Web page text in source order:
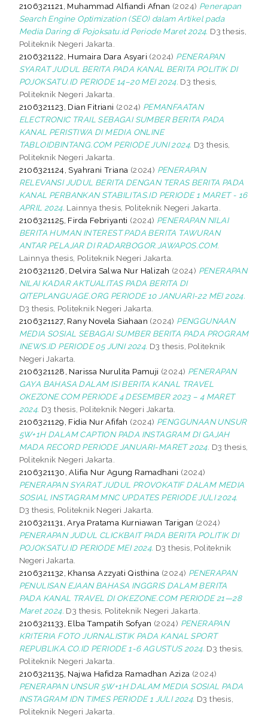
2106321121, Muhammad Alfiandi Afnan (2024) Penerapan
Search Engine Optimization (SEO) dalam Artikel pada
Media Daring di Pojoksatu.id Periode Maret 2024. D3 thesis,
Politeknik Negeri Jakarta.
2106321122, Humaira Dara Asyari (2024) PENERAPAN
SYARAT JUDUL BERITA PADA KANAL BERITA POLITIK DI
POJOKSATU.ID PERIODE 14–20 MEI 2024. D3 thesis,
Politeknik Negeri Jakarta.
2106321123, Dian Fitriani (2024) PEMANFAATAN
ELECTRONIC TRAIL SEBAGAI SUMBER BERITA PADA
KANAL PERISTIWA DI MEDIA ONLINE
TABLOIDBINTANG.COM PERIODE JUNI 2024. D3 thesis,
Politeknik Negeri Jakarta.
2106321124, Syahrani Triana (2024) PENERAPAN
RELEVANSI JUDUL BERITA DENGAN TERAS BERITA PADA
KANAL PERBANKAN STABILITAS.ID PERIODE 1 MARET - 16
APRIL 2024. Lainnya thesis, Politeknik Negeri Jakarta.
2106321125, Firda Febriyanti (2024) PENERAPAN NILAI
BERITA HUMAN INTEREST PADA BERITA TAWURAN
ANTAR PELAJAR DI RADARBOGOR.JAWAPOS.COM.
Lainnya thesis, Politeknik Negeri Jakarta.
2106321126, Delvira Salwa Nur Halizah (2024) PENERAPAN
NILAI KADAR AKTUALITAS PADA BERITA DI
QITEPLANGUAGE.ORG PERIODE 10 JANUARI-22 MEI 2024.
D3 thesis, Politeknik Negeri Jakarta.
2106321127, Rany Novela Siahaan (2024) PENGGUNAAN
MEDIA SOSIAL SEBAGAI SUMBER BERITA PADA PROGRAM
INEWS.ID PERIODE 05 JUNI 2024. D3 thesis, Politeknik
Negeri Jakarta.
2106321128, Narissa Nurulita Pamuji (2024) PENERAPAN
GAYA BAHASA DALAM ISI BERITA KANAL TRAVEL
OKEZONE.COM PERIODE 4 DESEMBER 2023 – 4 MARET
2024. D3 thesis, Politeknik Negeri Jakarta.
2106321129, Fidia Nur Afifah (2024) PENGGUNAAN UNSUR
5W+1H DALAM CAPTION PADA INSTAGRAM DI GAJAH
MADA RECORD PERIODE JANUARI-MARET 2024. D3 thesis,
Politeknik Negeri Jakarta.
2106321130, Alifia Nur Agung Ramadhani (2024)
PENERAPAN SYARAT JUDUL PROVOKATIF DALAM MEDIA
SOSIAL INSTAGRAM MNC UPDATES PERIODE JULI 2024.
D3 thesis, Politeknik Negeri Jakarta.
2106321131, Arya Pratama Kurniawan Tarigan (2024)
PENERAPAN JUDUL CLICKBAIT PADA BERITA POLITIK DI
POJOKSATU.ID PERIODE MEI 2024. D3 thesis, Politeknik
Negeri Jakarta.
2106321132, Khansa Azzyati Qisthina (2024) PENERAPAN
PENULISAN EJAAN BAHASA INGGRIS DALAM BERITA
PADA KANAL TRAVEL DI OKEZONE.COM PERIODE 21—28
Maret 2024. D3 thesis, Politeknik Negeri Jakarta.
2106321133, Elba Tampatih Sofyan (2024) PENERAPAN
KRITERIA FOTO JURNALISTIK PADA KANAL SPORT
REPUBLIKA.CO.ID PERIODE 1-6 AGUSTUS 2024. D3 thesis,
Politeknik Negeri Jakarta.
2106321135, Najwa Hafidza Ramadhan Aziza (2024)
PENERAPAN UNSUR 5W+1H DALAM MEDIA SOSIAL PADA
INSTAGRAM IDN TIMES PERIODE 1 JULI 2024. D3 thesis,
Politeknik Negeri Jakarta.